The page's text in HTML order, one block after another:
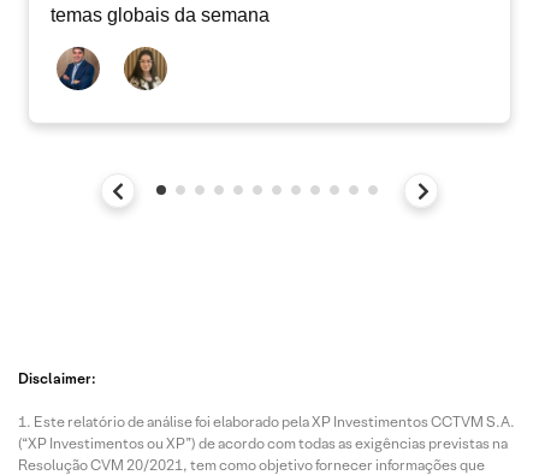
temas globais da semana
Disclaimer:
Este relatório de análise foi elaborado pela XP Investimentos CCTVM S.A.
(“XP Investimentos ou XP”) de acordo com todas as exigências previstas na
Resolução CVM 20/2021, tem como objetivo fornecer informações que